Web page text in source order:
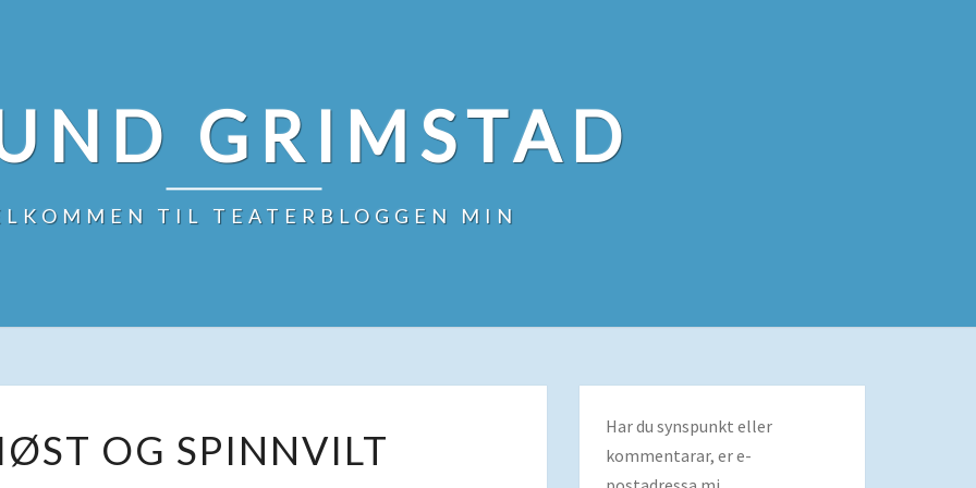
GRIMSTAD
TIL TEATERBLOGGEN MIN
OGOG SPINNVILT
Har du synspunkt eller
kommentarar, er e-